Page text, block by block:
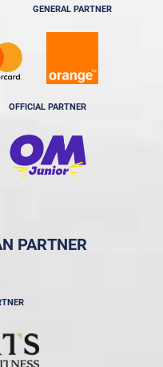
GENERAL PARTNER
OFFICIAL PARTNER
PARTNER